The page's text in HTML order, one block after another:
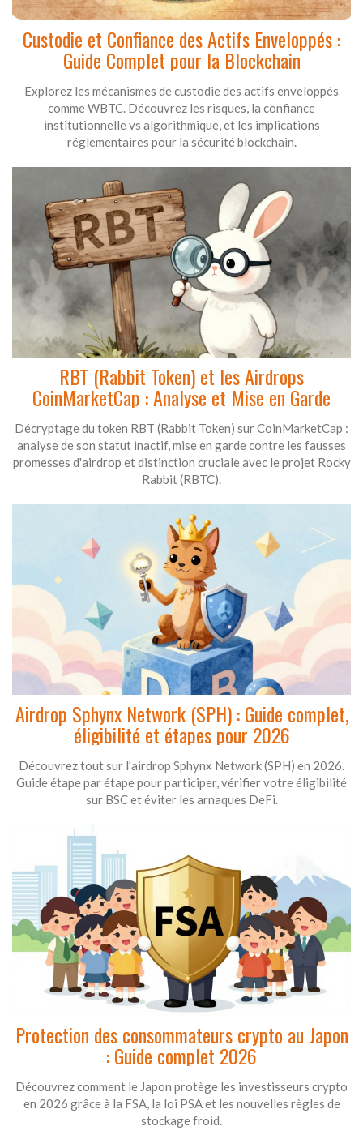
Custodie et Confiance des Actifs Enveloppés :
Guide Complet pour la Blockchain
Explorez les mécanismes de custodie des actifs enveloppés
comme WBTC. Découvrez les risques, la confiance
institutionnelle vs algorithmique, et les implications
réglementaires pour la sécurité blockchain.
RBT (Rabbit Token) et les Airdrops
CoinMarketCap : Analyse et Mise en Garde
Décryptage du token RBT (Rabbit Token) sur CoinMarketCap :
analyse de son statut inactif, mise en garde contre les fausses
promesses d'airdrop et distinction cruciale avec le projet Rocky
Rabbit (RBTC).
Airdrop Sphynx Network (SPH) : Guide complet,
éligibilité et étapes pour 2026
Découvrez tout sur l'airdrop Sphynx Network (SPH) en 2026.
Guide étape par étape pour participer, vérifier votre éligibilité
sur BSC et éviter les arnaques DeFi.
Protection des consommateurs crypto au Japon
: Guide complet 2026
Découvrez comment le Japon protège les investisseurs crypto
en 2026 grâce à la FSA, la loi PSA et les nouvelles règles de
stockage froid.